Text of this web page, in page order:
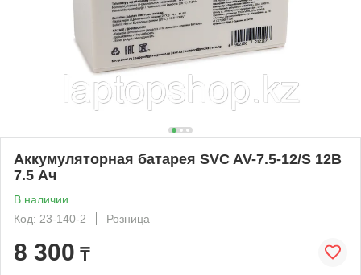
Аккумуляторная батарея SVC AV-7.5-12/S 12В
7.5 Ач
В наличии
Код: 23-140-2
Розница
8 300 ₸